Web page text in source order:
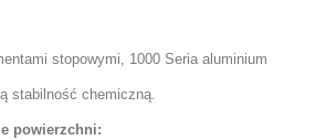
stopowymi, 1000 Seria aluminium
stabilność chemiczną.
powierzchni: